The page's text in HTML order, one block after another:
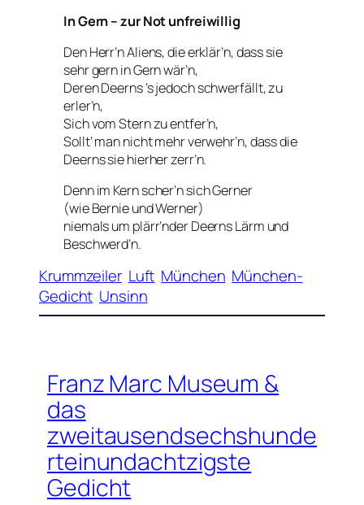
In Gern – zur Not unfreiwillig
Den Herr’n Aliens, die erklär’n, dass sie
sehr gern in Gern wär’n,
Deren Deerns ’s jedoch schwerfällt, zu
erler’n,
Sich vom Stern zu entfer’n,
Sollt‘ man nicht mehr verwehr’n, dass die
Deerns sie hierher zerr’n.
Denn im Kern scher’n sich Gerner
(wie Bernie und Werner)
niemals um plärr’nder Deerns Lärm und
Beschwerd’n.
Krummzeiler Luft München München-
Gedicht Unsinn
Franz Marc Museum &
das
zweitausendsechshunde
rteinundachtzigste
Gedicht